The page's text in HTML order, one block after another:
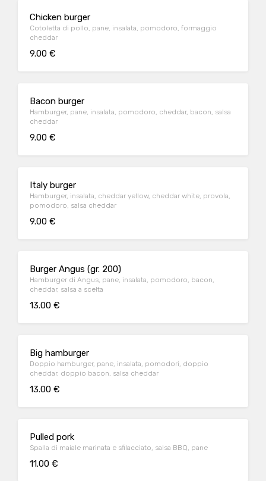
Chicken burger
Cotoletta di pollo, pane, insalata, pomodoro, formaggio
cheddar
9.00 €
Bacon burger
Hamburger, pane, insalata, pomodoro, cheddar, bacon, salsa
cheddar
9.00 €
Italy burger
Hamburger, insalata, cheddar yellow, cheddar white, provola,
pomodoro, salsa cheddar
9.00 €
Burger Angus (gr. 200)
Hamburger di Angus, pane, insalata, pomodoro, bacon,
cheddar, salsa a scelta
13.00 €
Big hamburger
Doppio hamburger, pane, insalata, pomodori, doppio
cheddar, doppio bacon, salsa cheddar
13.00 €
Pulled pork
Spalla di maiale marinata e sfilacciato, salsa BBQ, pane
11.00 €